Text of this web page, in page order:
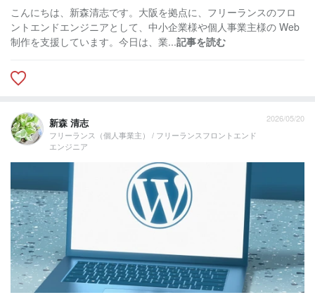
こんにちは、新森清志です。大阪を拠点に、フリーランスのフロ
ントエンドエンジニアとして、中小企業様や個人事業主様の Web
制作を支援しています。今日は、業...記事を読む
新森 清志
フリーランス（個人事業主） / フリーランスフロントエンド
エンジニア
2026/05/20